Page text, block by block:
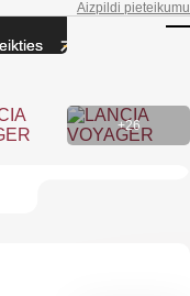
Aizpildi pieteikumu
+26